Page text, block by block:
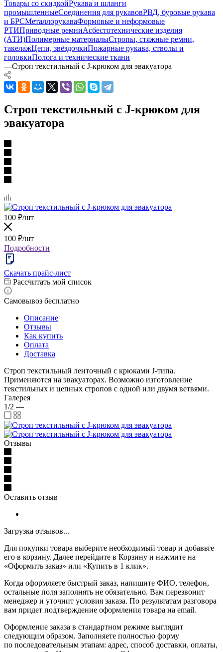
Товары со скидкойРукава и шланги
промышленныеСоединения для рукавовРВД, буровые рукава
и БРСМеталлорукаваФормовые и неформовые
РТИПриводные ремниАсбестотехнические изделия
(АТИ)Полимерные материалыСтропы, стяжные ремни,
такелажЦепи, звёздочкиПожарные рукава, стволы и
головкиПолога и технические ткани
—Строп текстильный с J-крюком для эвакуатора
Строп текстильный с J-крюком для
эвакуатора
100 ₽/шт
100 ₽/шт
Подробности
Скачать прайс-лист
Рассчитать мой список
Самовывоз бесплатно
Описание
Отзывы
Как купить
Оплата
Доставка
Строп текстильный ленточный с крюками J-типа.
Применяются на эвакуаторах. Возможно изготовление
текстильных и цепных стропов с одной или двумя ветвями.
Галерея
1/2 —
Отзывы
Оставить отзыв
Загрузка отзывов...
Для покупки товара выберите необходимый товар и добавьте
его в корзину. Далее перейдите в Корзину и нажмите на
«Оформить заказ» или «Купить в 1 клик».
Когда оформляете быстрый заказ, напишите ФИО, телефон,
остальные поля заполнять не обязательно. Вам перезвонит
менеджер и уточнит условия заказа. По результатам разговора
вам придет подтверждение оформления товара на email.
Оформление заказа в стандартном режиме выглядит
следующим образом. Заполняете полностью форму
по последовательным этапам: адрес, способ доставки, оплаты,